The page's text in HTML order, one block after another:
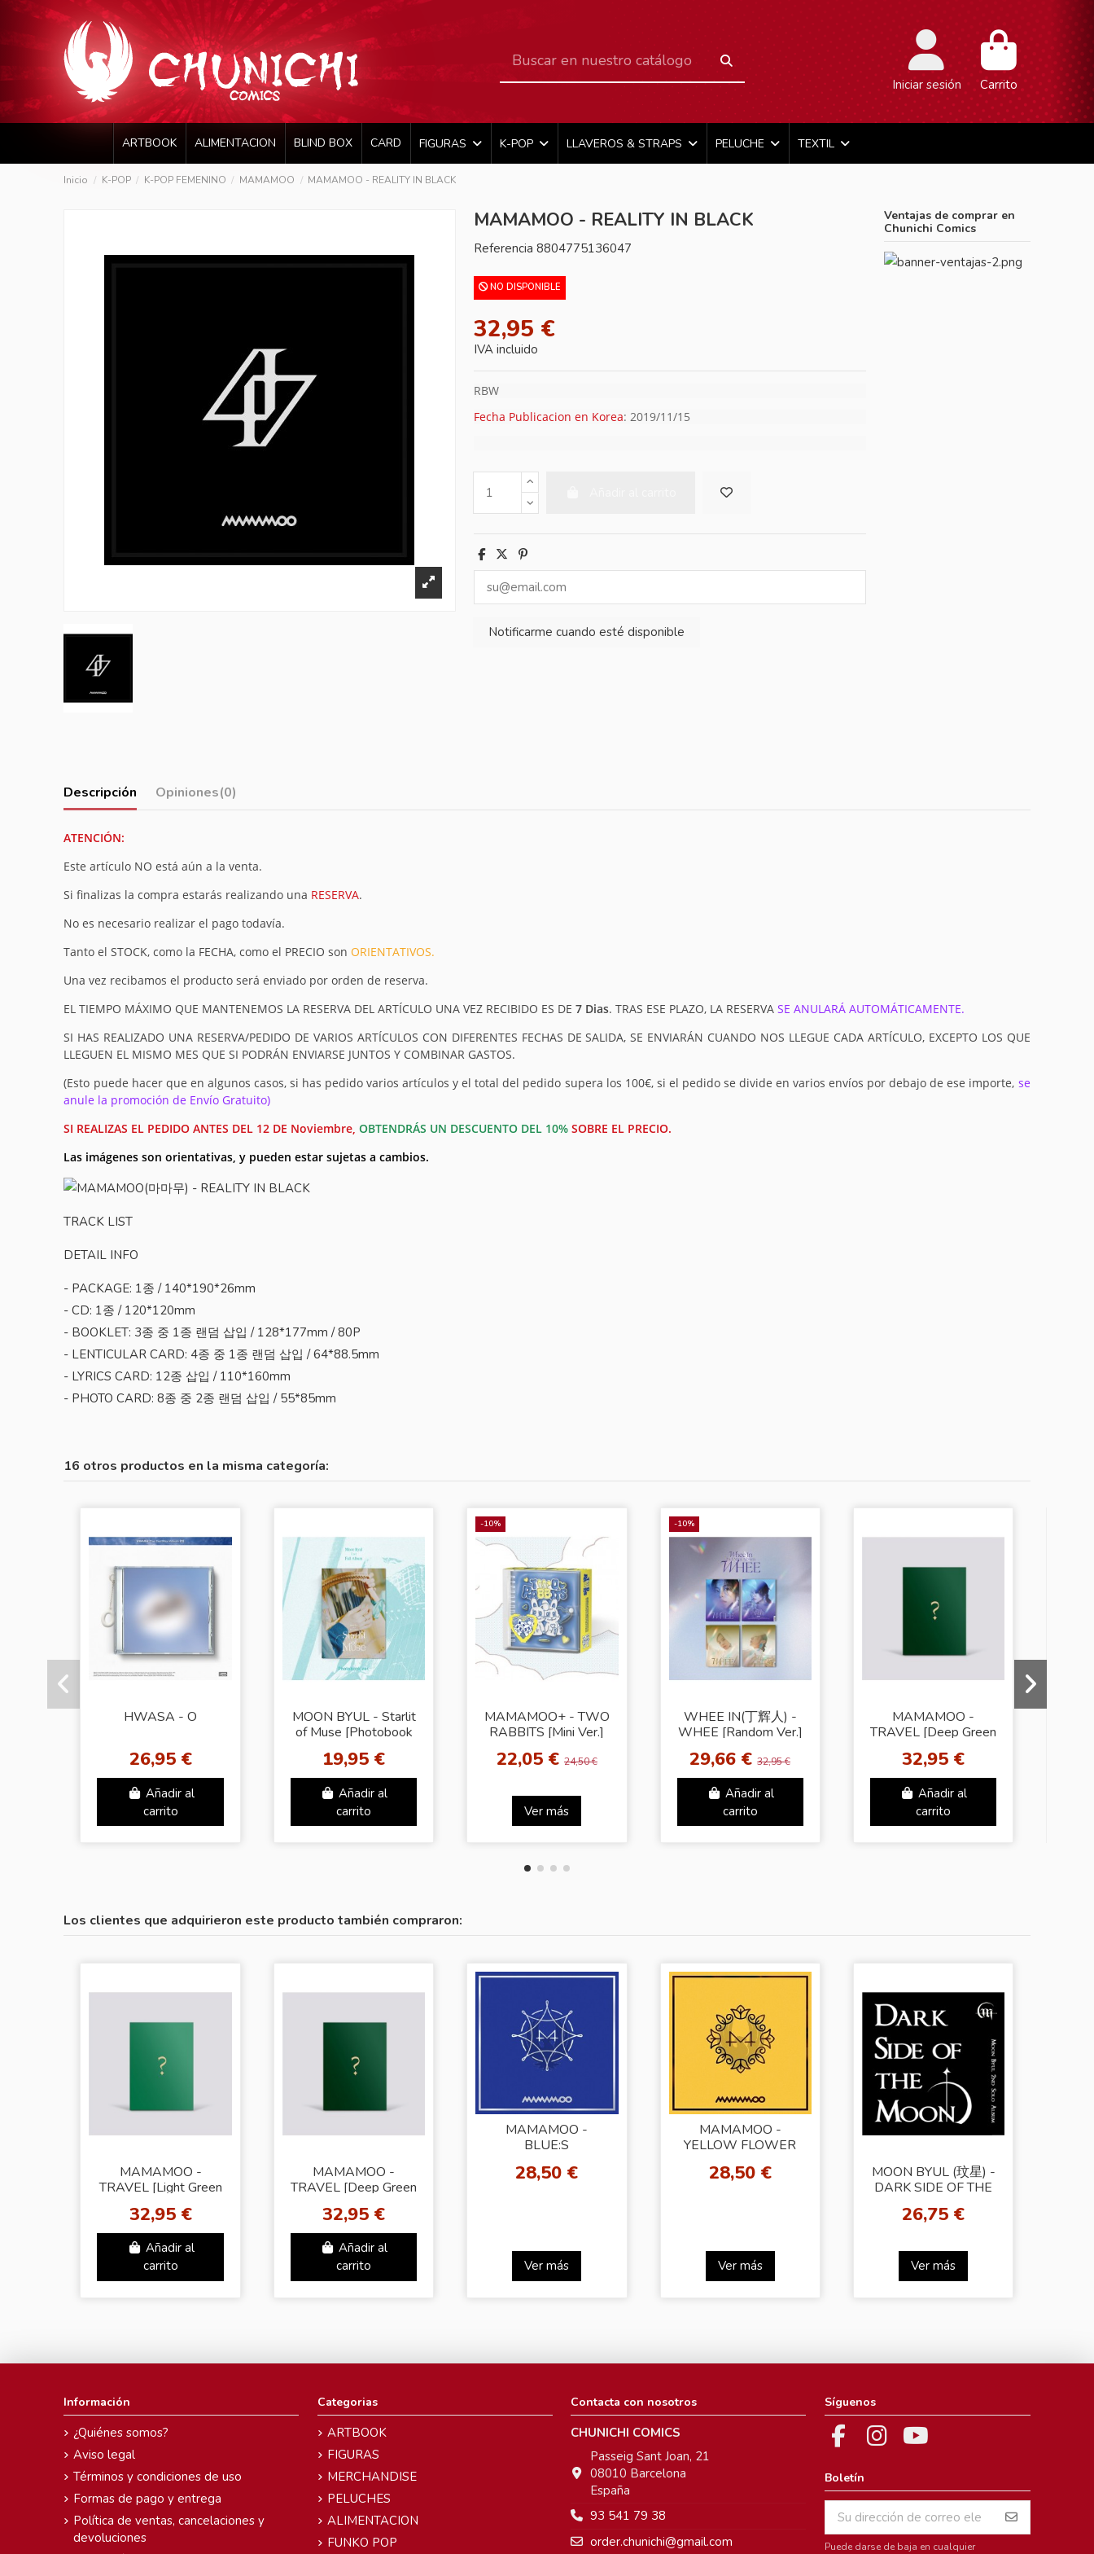
Iniciar sesión Carrito
ARTBOOK ALIMENTACION BLIND BOX CARD FIGURAS K-POP LLAVEROS & STRAPS PELUCHE TEXTIL
Inicio K-POP K-POP FEMENINO MAMAMOO MAMAMOO - REALITY IN BLACK
MAMAMOO - REALITY IN BLACK
Referencia 8804775136047
NO DISPONIBLE
32,95 €
IVA incluido
RBW
Fecha Publicacion en Korea: 2019/11/15
Ventajas de comprar en
Chunichi Comics
Descripción Opiniones(0)
ATENCIÓN:
Este artículo NO está aún a la venta.
Si finalizas la compra estarás realizando una RESERVA.
No es necesario realizar el pago todavía.
Tanto el STOCK, como la FECHA, como el PRECIO sonORIENTATIVOS.
Una vez recibamos el producto será enviado por orden de reserva.
EL TIEMPO MÁXIMO QUE MANTENEMOS LA RESERVA DEL ARTÍCULO UNA VEZ RECIBIDO ES DE7 Dias. TRAS ESE PLAZO, LA RESERVA SE ANULARÁ AUTOMÁTICAMENTE.
SI HAS REALIZADO UNA RESERVA/PEDIDO DE VARIOS ARTÍCULOS CON DIFERENTES FECHAS DE SALIDA, SE ENVIARÁN CUANDO NOS LLEGUE CADA ARTÍCULO, EXCEPTO LOS QUE
LLEGUEN EL MISMO MES QUE SI PODRÁN ENVIARSE JUNTOS Y COMBINAR GASTOS.
(Esto puede hacer que en algunos casos, si has pedido varios artículos y el total del pedido supera los 100€, si el pedido se divide en varios envíos por debajo de ese importe, se
anule la promoción de Envío Gratuito)
SI REALIZAS EL PEDIDO ANTES DEL 12 DE Noviembre, OBTENDRÁS UN DESCUENTO DEL 10% SOBRE EL PRECIO.
Las imágenes son orientativas, y pueden estar sujetas a cambios.
TRACK LIST
DETAIL INFO
- PACKAGE: 1종 / 140*190*26mm
- CD: 1종 / 120*120mm
- BOOKLET: 3종 중 1종 랜덤 삽입 / 128*177mm / 80P
- LENTICULAR CARD: 4종 중 1종 랜덤 삽입 / 64*88.5mm
- LYRICS CARD: 12종 삽입 / 110*160mm
- PHOTO CARD: 8종 중 2종 랜덤 삽입 / 55*85mm
16 otros productos en la misma categoría:
HWASA - O
26,95 €
Añadir al
carrito
MOON BYUL - Starlit
of Muse [Photobook
19,95 €
Añadir al
carrito
-10%
MAMAMOO+ - TWO
RABBITS [Mini Ver.]
22,05 € 24,50 €
Ver más
-10%
WHEE IN(丁辉人) -
WHEE [Random Ver.]
29,66 €32,95 €
Añadir al
carrito
MAMAMOO -
TRAVEL [Deep Green
32,95 €
Añadir al
carrito
Los clientes que adquirieron este producto también compraron:
MAMAMOO -
TRAVEL [Light Green
32,95 €
Añadir al
carrito
MAMAMOO -
TRAVEL [Deep Green
32,95 €
Añadir al
carrito
MAMAMOO -
BLUE:S
28,50 €
Ver más
MAMAMOO -
YELLOW FLOWER
28,50 €
Ver más
MOON BYUL (玟星) -
DARK SIDE OF THE
26,75 €
Ver más
Información
¿Quiénes somos?
Aviso legal
Términos y condiciones de uso
Formas de pago y entrega
Política de ventas, cancelaciones y
devoluciones
Categorias
ARTBOOK
FIGURAS
MERCHANDISE
PELUCHES
ALIMENTACION
FUNKO POP
Contacta con nosotros
CHUNICHI COMICS
Passeig Sant Joan, 21
08010 Barcelona
España
93 541 79 38
order.chunichi@gmail.com
Síguenos
Boletín
Puede darse de baja en cualquier